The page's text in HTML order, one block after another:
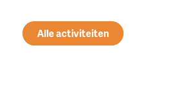
Alle activiteiten